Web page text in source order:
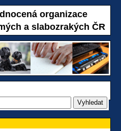
organizace
a slabozrakých ČR